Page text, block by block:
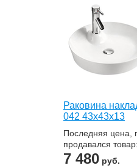
Раковина
042 43х43х13
Последняя цена,
продавался товар:
7 480 руб.